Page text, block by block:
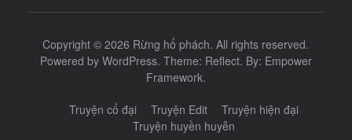
Copyright © 2026 Rừng hổ phách. All rights reserved.
Powered by WordPress. Theme: Reflect. By: Empower
Framework.
Truyện cổ đại Truyện Edit
Truyện hiện đại
Truyện huyền huyễn